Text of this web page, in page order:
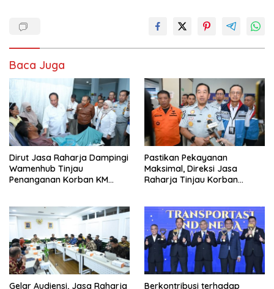
Baca Juga
Dirut Jasa Raharja Dampingi
Wamenhub Tinjau
Penanganan Korban KM
Pastikan Pekayanan
Maksimal, Direksi Jasa
Raharja Tinjau Korban
Gelar Audiensi, Jasa Raharja
Berkontribusi terhadap